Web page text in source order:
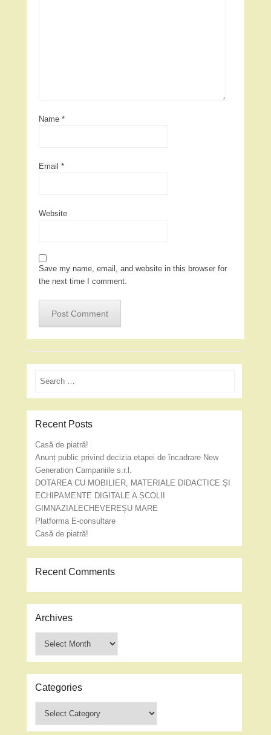
Name *
Email *
Website
Save my name, email, and website in this browser for
the next time I comment.
Search
Recent Posts
Casă de piatră!
Anunț public privind decizia etapei de încadrare New
Generation Campaniile s.r.l.
DOTAREA CU MOBILIER, MATERIALE DIDACTICE ȘI
ECHIPAMENTE DIGITALE A ȘCOLII
GIMNAZIALECHEVEREȘU MARE
Platforma E-consultare
Casă de piatră!
Recent Comments
Archives
Categories